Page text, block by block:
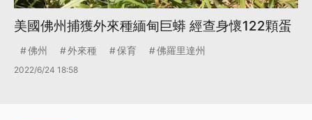
美國佛州捕獲外來種緬甸巨蟒 經查身懷122顆蛋
佛州 外來種 保育 佛羅里達州
2022/6/24 18:58